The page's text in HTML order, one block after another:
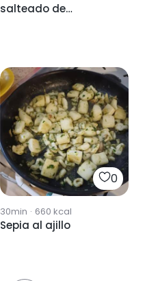
salteado de
0
30min · 660 kcal
Sepia al ajillo